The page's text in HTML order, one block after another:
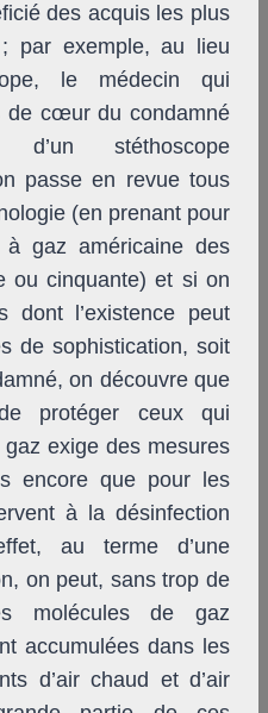
des acquis les plus
par exemple, au lieu
le médecin qui
de cœur du condamné
d’un stéthoscope
passe en revue tous
(en prenant pour
gaz américaine des
ou cinquante) et si on
dont l’existence peut
de sophistication, soit
on découvre que
protéger ceux qui
exige des mesures
encore que pour les
à la désinfection
au terme d’une
on peut, sans trop de
molécules de gaz
accumulées dans les
d’air chaud et d’air